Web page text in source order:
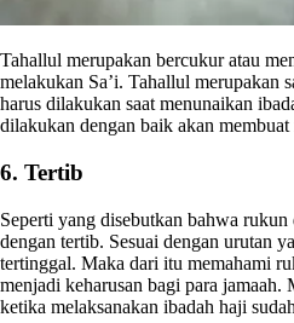
Tahallul merupakan bercukur atau
melakukan Sa’i. Tahallul merupakan
harus dilakukan saat menunaikan
dilakukan dengan baik akan
6. Tertib
Seperti yang disebutkan bahwa
dengan tertib. Sesuai dengan urutan
tertinggal. Maka dari itu memahami
menjadi keharusan bagi para
ketika melaksanakan ibadah haji